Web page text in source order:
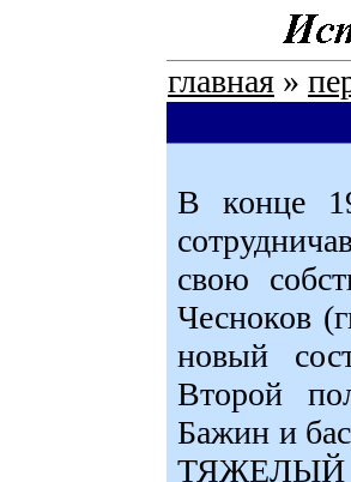
главная »
В конце
свою
Чесноков
новый
Второй
Бажин и
ТЯЖЕЛЫЙ